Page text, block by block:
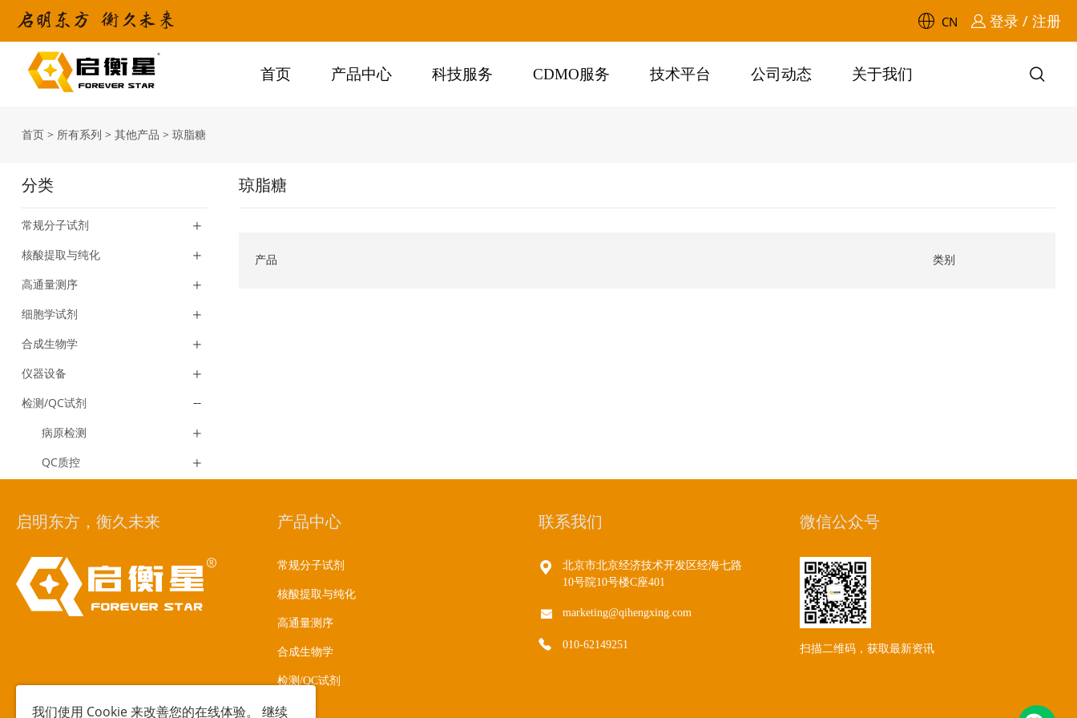
CN 登录 / 注册
首页 产品中心 科技服务 CDMO服务 技术平台 公司动态 关于我们
首页> 所有系列 > 其他产品 > 琼脂糖
分类
常规分子试剂
核酸提取与纯化
高通量测序
细胞学试剂
合成生物学
仪器设备
检测/QC试剂
病原检测
QC质控
琼脂糖
产品 类别
启明东方，衡久未来 产品中心
常规分子试剂
核酸提取与纯化
高通量测序
合成生物学
检测/QC试剂
联系我们
北京市北京经济技术开发区经海七路
10号院10号楼C座401
marketing@qihengxing.com
010-62149251
微信公众号
扫描二维码，获取最新资讯
我们使用 Cookie来改善您的在线体验。 继续